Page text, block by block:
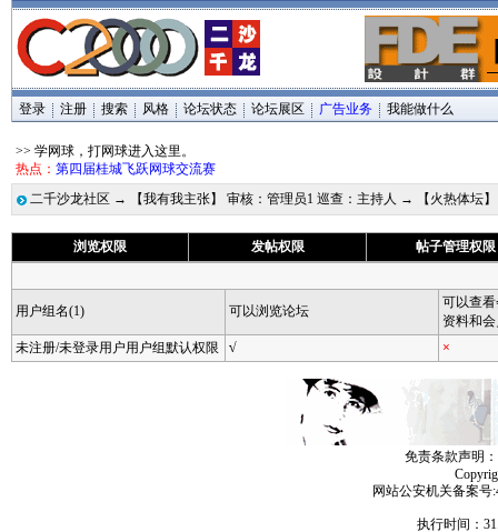
登录 注册 搜索 风格 论坛状态 论坛展区 广告业务 我能做什么
>> 学网球，打网球进入这里。
热点： 第四届桂城飞跃网球交流赛
二千沙龙社区 → 【我有我主张】 审核：管理员1 巡查：主持人 → 【火热体坛】
浏览权限 发帖权限 帖子管理权限
用户组名(1) 可以浏览论坛
可以查
资料和
未注册/未登录用户用户组默认权限
√ ×
免责条款声明
网站公安机关备案号
执行时间：